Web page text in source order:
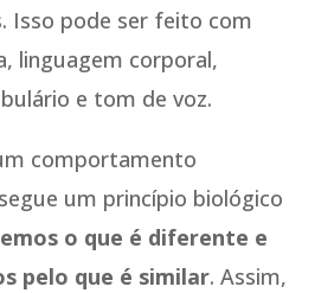
Isso pode ser feito com
linguagem corporal,
e tom de voz.
comportamento
um princípio biológico
o que é diferente e
pelo que é similar. Assim,